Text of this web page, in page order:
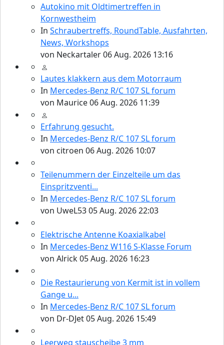
Autokino mit Oldtimertreffen in
Kornwestheim
In Schraubertreffs, RoundTable, Ausfahrten,
News, Workshops
von Neckartaler06 Aug. 2026 13:16
Lautes klakkern aus dem Motorraum
In Mercedes-Benz R/C 107 SL forum
von Maurice06 Aug. 2026 11:39
Erfahrung gesucht.
In Mercedes-Benz R/C 107 SL forum
von citroen 06 Aug. 2026 10:07
Teilenummern der Einzelteile um das
Einspritzventi...
In Mercedes-Benz R/C 107 SL forum
von UweL5305 Aug. 2026 22:03
Elektrische Antenne Koaxialkabel
In Mercedes-Benz W116 S-Klasse Forum
von Alrick05 Aug. 2026 16:23
Die Restaurierung von Kermit ist in vollem
Gange u...
In Mercedes-Benz R/C 107 SL forum
von Dr-DJet05 Aug. 2026 15:49
Leerweg stauscheibe 3 mm